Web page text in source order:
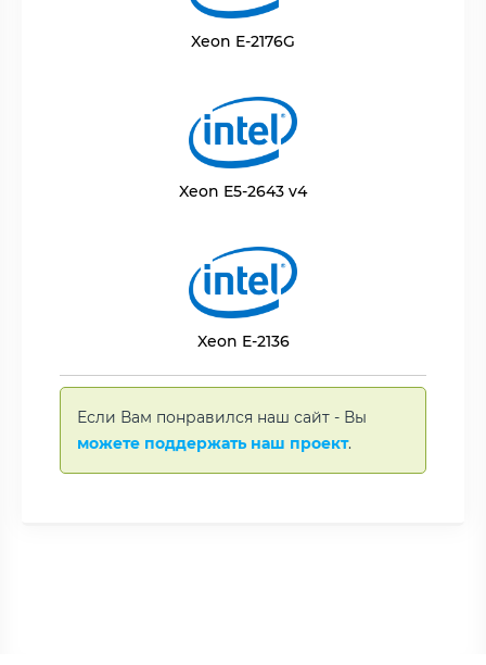
Xeon E-2176G
Xeon E5-2643 v4
Xeon E-2136
Если Вам понравился наш сайт - Вы
можете поддержать наш проект.